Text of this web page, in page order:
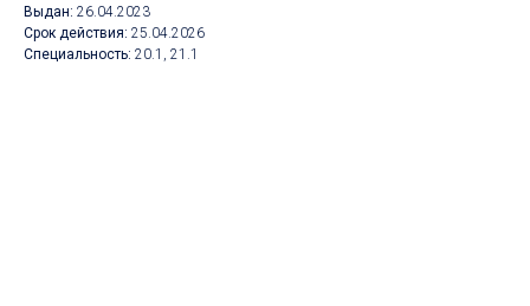
Выдан: 26.04.2023
Срок действия: 25.04.2026
Специальность: 20.1, 21.1